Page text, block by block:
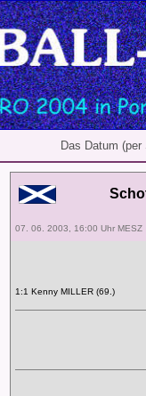
Das Datum
07. 06. 2003, 16:00 Uhr MESZ
1:1 Kenny MILLER (69.)